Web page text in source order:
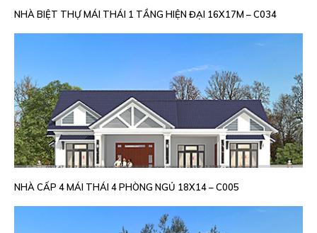
NHÀ BIỆT THỰ MÁI THÁI 1 TẦNG HIỆN ĐẠI 16X17M – C034
NHÀ CẤP 4 MÁI THÁI 4 PHÒNG NGỦ 18X14 – C005